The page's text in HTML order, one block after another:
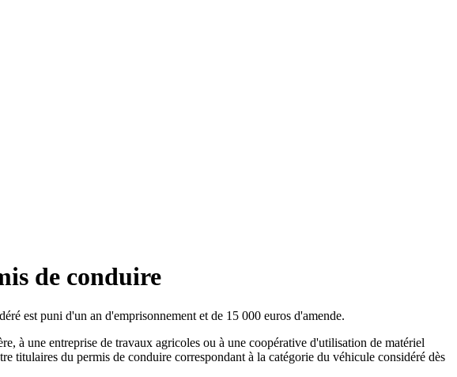
de conduire
est puni d'un an d'emprisonnement et de 15 000 euros d'amende.
à une entreprise de travaux agricoles ou à une coopérative d'utilisation de matériel
titulaires du permis de conduire correspondant à la catégorie du véhicule considéré dès